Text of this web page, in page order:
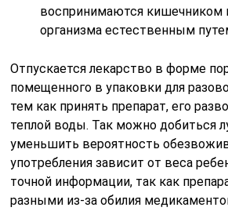
воспринимаются кишечником
организма естественным
Отпускается лекарство в форме
помещенного в упаковки для
тем как принять препарат, его
теплой воды. Так можно добиться
уменьшить вероятность
употребления зависит от веса
точной информации, так как
разными из-за обилия